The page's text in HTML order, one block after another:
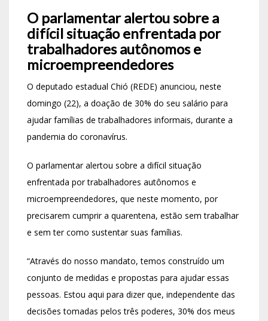
O parlamentar alertou sobre a
difícil situação enfrentada por
trabalhadores autônomos e
microempreendedores
O deputado estadual Chió (REDE) anunciou, neste
domingo (22), a doação de 30% do seu salário para
ajudar famílias de trabalhadores informais, durante a
pandemia do coronavírus.
O parlamentar alertou sobre a difícil situação
enfrentada por trabalhadores autônomos e
microempreendedores, que neste momento, por
precisarem cumprir a quarentena, estão sem trabalhar
e sem ter como sustentar suas famílias.
“Através do nosso mandato, temos construído um
conjunto de medidas e propostas para ajudar essas
pessoas. Estou aqui para dizer que, independente das
decisões tomadas pelos três poderes, 30% dos meus